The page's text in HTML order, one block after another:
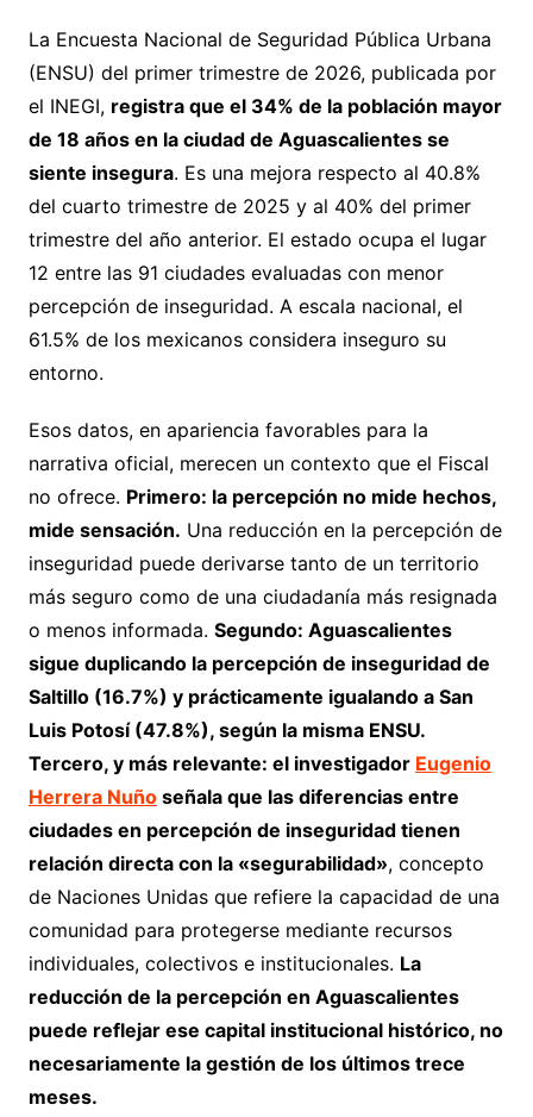
La Encuesta Nacional de Seguridad Pública Urbana
(ENSU) del primer trimestre de 2026, publicada por
el INEGI, registra que el 34% de la población mayor
de 18 años en la ciudad de Aguascalientes se
siente insegura. Es una mejora respecto al 40.8%
del cuarto trimestre de 2025 y al 40% del primer
trimestre del año anterior. El estado ocupa el lugar
12 entre las 91 ciudades evaluadas con menor
percepción de inseguridad. A escala nacional, el
61.5% de los mexicanos considera inseguro su
entorno.
Esos datos, en apariencia favorables para la
narrativa oficial, merecen un contexto que el Fiscal
no ofrece. Primero: la percepción no mide hechos,
mide sensación. Una reducción en la percepción de
inseguridad puede derivarse tanto de un territorio
más seguro como de una ciudadanía más resignada
o menos informada. Segundo: Aguascalientes
sigue duplicando la percepción de inseguridad de
Saltillo (16.7%) y prácticamente igualando a San
Luis Potosí (47.8%), según la misma ENSU.
Tercero, y más relevante: el investigador Eugenio
Herrera Nuñoseñala que las diferencias entre
ciudades en percepción de inseguridad tienen
relación directa con la «segurabilidad», concepto
de Naciones Unidas que refiere la capacidad de una
comunidad para protegerse mediante recursos
individuales, colectivos e institucionales. La
reducción de la percepción en Aguascalientes
puede reflejar ese capital institucional histórico, no
necesariamente la gestión de los últimos trece
meses.